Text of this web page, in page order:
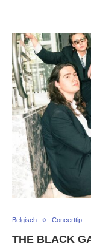
Belgisch Concerttip
THE BLACK